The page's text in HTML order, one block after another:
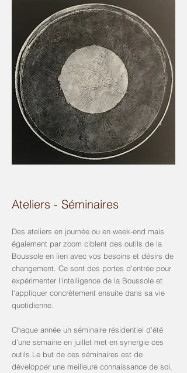
← OFFRES
Ateliers - Séminaires
Des ateliers en journée ou en week-end mais
également par zoom ciblent des outils de la
Boussole en lien avec vos besoins et désirs de
changement. Ce sont des portes d'entrée pour
expérimenter l'intelligence de la Boussole et
l'appliquer concrètement ensuite dans sa vie
quotidienne.
Chaque année un séminaire résidentiel d'été
d'une semaine en juillet met en synergie ces
outils.Le but de ces séminaires est de
développer une meilleure connaissance de soi,